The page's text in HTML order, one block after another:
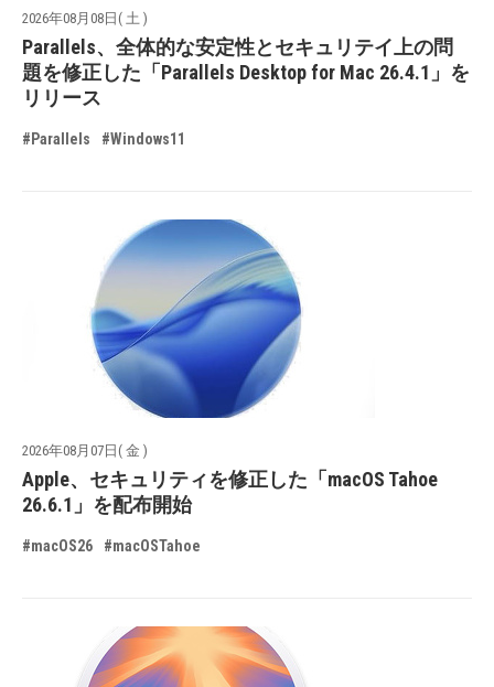
2026年08月08日( 土 )
Parallels、全体的な安定性とセキュリテイ上の問
題を修正した「Parallels Desktop for Mac 26.4.1」を
リリース
#Parallels #Windows11
2026年08月07日( 金 )
Apple、セキュリティを修正した「macOS Tahoe
26.6.1」を配布開始
#macOS26 #macOSTahoe